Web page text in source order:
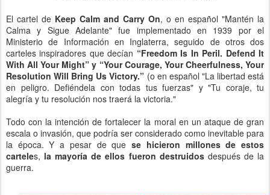
El cartel de Keep Calm and Carry On, o en español "Mantén la
Calma y Sigue Adelante" fue implementado en 1939 por el
Ministerio de Información en Inglaterra, seguido de otros dos
carteles inspiradores que decían “Freedom Is In Peril. Defend It
With All Your Might” y “Your Courage, Your Cheerfulness, Your
Resolution Will Bring Us Victory.” (o en español "La libertad está
en peligro. Defiéndela con todas tus fuerzas" y "Tu coraje, tu
alegría y tu resolución nos traerá la victoria."
Todo con la intención de fortalecer la moral en un ataque de gran
escala o invasión, que podría ser considerado como inevitable para
la época. Y a pesar de quese hicieron millones de estos
carteles, la mayoría de ellos fueron destruidosdespués de la
guerra.